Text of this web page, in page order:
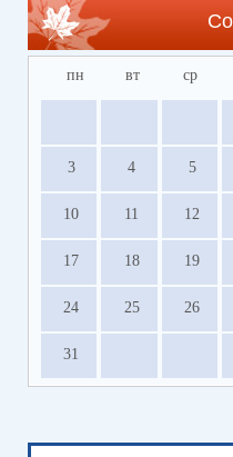
пн вт ср
3 4 5
10 11 12
17 18 19
24 25 26
31